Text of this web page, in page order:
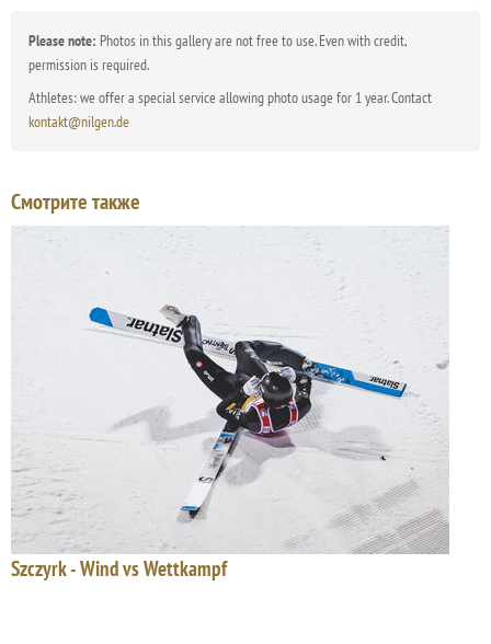
Please note: Photos in this gallery are not free to use. Even with credit,
permission is required.
Athletes: we offer a special service allowing photo usage for 1 year. Contact
kontakt@nilgen.de
Смотрите также
Szczyrk - Wind vs Wettkampf